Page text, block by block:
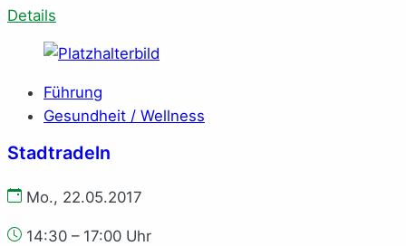
Details
Führung
Gesundheit / Wellness
Stadtradeln
Mo., 22.05.2017
14:30 – 17:00 Uhr